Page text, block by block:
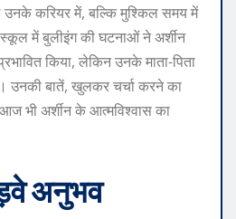
उनके करियर में, बल्कि मुश्किल समय में
स्कूल में बुलीइंग की घटनाओं ने अर्शीन
किया, लेकिन उनके माता-पिता
उनकी बातें, खुलकर चर्चा करने का
आज भी अर्शीन के आत्मविश्वास का
अनुभव